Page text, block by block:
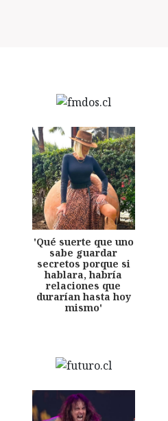
'Qué suerte que uno
sabe guardar
secretos porque si
hablara, habría
relaciones que
durarían hasta hoy
mismo'